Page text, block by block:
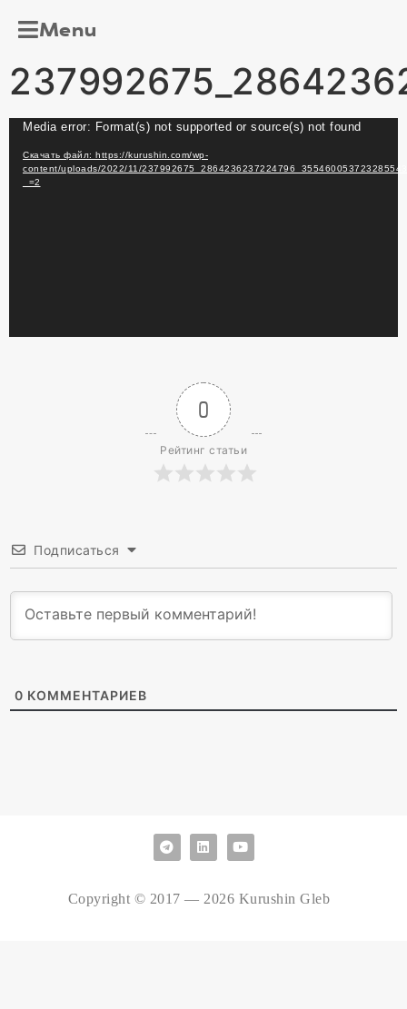
Menu
Видеоплеер
Media error: Format(s) not supported or source(s) not found
Скачать файл: https://kurushin.com/wp-
content/uploads/2022/11/
_=2
0
Рейтинг статьи
Подписаться
0 КОММЕНТАРИЕВ
Copyright © 2017 — 2026 Kurushin Gleb